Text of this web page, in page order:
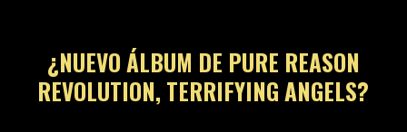
¿NUEVO ÁLBUM DE PURE REASON
REVOLUTION, TERRIFYING ANGELS?